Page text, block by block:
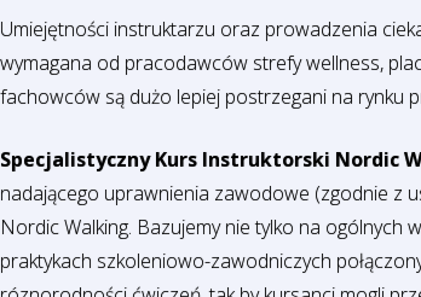
Umiejętności instruktarzu oraz prowadzenia
wymagana od pracodawców strefy wellness,
fachowców są dużo lepiej postrzegani na rynku
Specjalistyczny Kurs Instruktorski Nordic
nadającego uprawnienia zawodowe (zgodnie z
Nordic Walking. Bazujemy nie tylko na
praktykach szkoleniowo-zawodniczych